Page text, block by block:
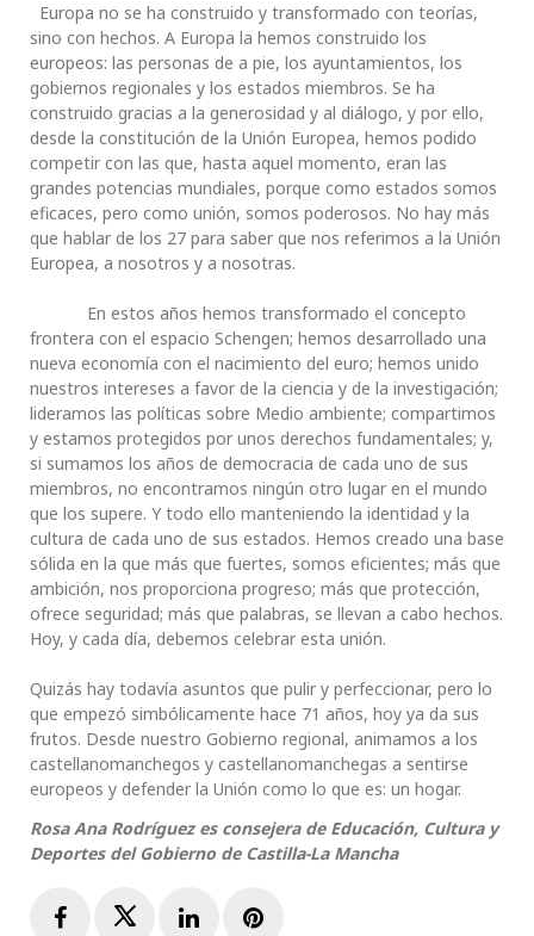
Europa no se ha construido y transformado con teorías,
sino con hechos. A Europa la hemos construido los
europeos: las personas de a pie, los ayuntamientos, los
gobiernos regionales y los estados miembros. Se ha
construido gracias a la generosidad y al diálogo, y por ello,
desde la constitución de la Unión Europea, hemos podido
competir con las que, hasta aquel momento, eran las
grandes potencias mundiales, porque como estados somos
eficaces, pero como unión, somos poderosos. No hay más
que hablar de los 27 para saber que nos referimos a la Unión
Europea, a nosotros y a nosotras.
En estos años hemos transformado el concepto
frontera con el espacio Schengen; hemos desarrollado una
nueva economía con el nacimiento del euro; hemos unido
nuestros intereses a favor de la ciencia y de la investigación;
lideramos las políticas sobre Medio ambiente; compartimos
y estamos protegidos por unos derechos fundamentales; y,
si sumamos los años de democracia de cada uno de sus
miembros, no encontramos ningún otro lugar en el mundo
que los supere. Y todo ello manteniendo la identidad y la
cultura de cada uno de sus estados. Hemos creado una base
sólida en la que más que fuertes, somos eficientes; más que
ambición, nos proporciona progreso; más que protección,
ofrece seguridad; más que palabras, se llevan a cabo hechos.
Hoy, y cada día, debemos celebrar esta unión.
Quizás hay todavía asuntos que pulir y perfeccionar, pero lo
que empezó simbólicamente hace 71 años, hoy ya da sus
frutos. Desde nuestro Gobierno regional, animamos a los
castellanomanchegos y castellanomanchegas a sentirse
europeos y defender la Unión como lo que es: un hogar.
Rosa Ana Rodríguez es consejera de Educación, Cultura y
Deportes del Gobierno de Castilla-La Mancha
FacebookTwitterLinkedInPinterest